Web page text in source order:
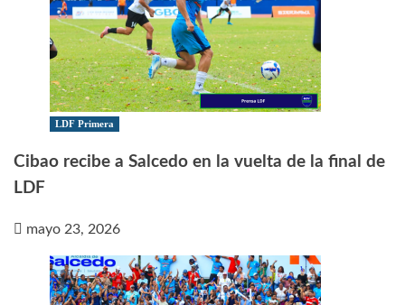
LDF Primera
Cibao recibe a Salcedo en la vuelta de la final de
LDF
mayo 23, 2026